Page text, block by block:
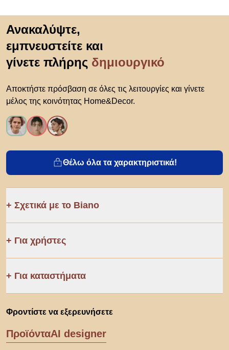
Ανακαλύψτε,
εμπνευστείτε και
γίνετε πλήρης δημιουργικό
Αποκτήστε πρόσβαση σε όλες τις λειτουργίες και γίνετε
μέλος της κοινότητας Home&Decor.
Θέλω όλα τα χαρακτηριστικά!
Σχετικά με το Biano
Για χρήστες
Για καταστήματα
Φροντίστε να εξερευνήσετε
ΠροϊόνταAI designer